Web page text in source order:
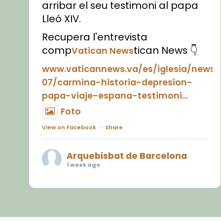
arribar el seu testimoni al papa
Lleó XIV.
Recupera l'entrevista
compVatican Newstican News 👇
www.vaticannews.va/es/iglesia/news/
07/carmina-historia-depresion-
papa-viaje-espana-testimoni...
Foto
View on Facebook · Share
Arquebisbat de Barcelona
1 week ago